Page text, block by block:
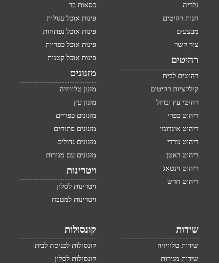
גלריה
חנות רהיטים
מבצעים
צור קשר
רהיטים
רהיטים לבית
קולקציות רהיטים
רהיטי עץ וברזל
ריהוט כפרי
ריהוט אינדונזי
ריהוט נורדי
ריהוט ראטן
ריהוט וינטאג'
ריהוט חדש
כסאות בר
פינות אוכל עגולות
פינות אוכל נפתחות
פינות אוכל כפריות
פינות אוכל קטנות
מזנונים
מזנון טלוויזיה
מזנון עץ
מזנונים כפריים
מזנונים פתוחים
מזנונים גדולים
מזנונים עם מגירות
ויטרינות
ויטרינות לסלון
ויטרינות למטבח
שידות
שידות טלוויזיה
שידות מגירות
קונסולות
קונסולות לכניסה לבית
קונסולות לסלון